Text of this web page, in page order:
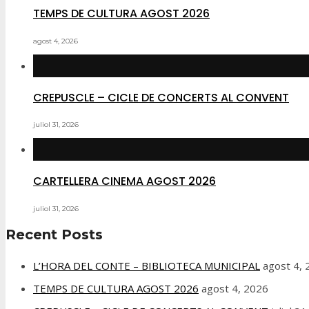
TEMPS DE CULTURA AGOST 2026
agost 4, 2026
CREPUSCLE – CICLE DE CONCERTS AL CONVENT
juliol 31, 2026
CARTELLERA CINEMA AGOST 2026
juliol 31, 2026
Recent Posts
L’HORA DEL CONTE – BIBLIOTECA MUNICIPAL agost 4,
TEMPS DE CULTURA AGOST 2026 agost 4, 2026